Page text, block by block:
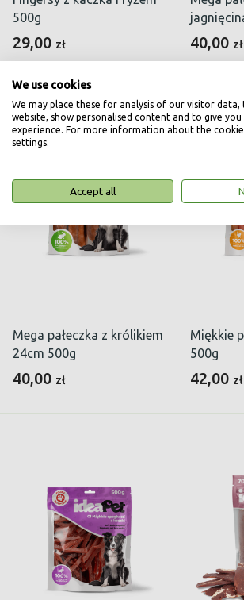
500g
29,00 zł 40,00 zł
Mega pałeczka z królikiem
24cm 500g
40,00 zł
Miękkie
500g
42,00 zł
We use cookies
We may place these for analysis of our visitor
website, show personalised content and to give
experience. For more information about the
settings.
Accept all